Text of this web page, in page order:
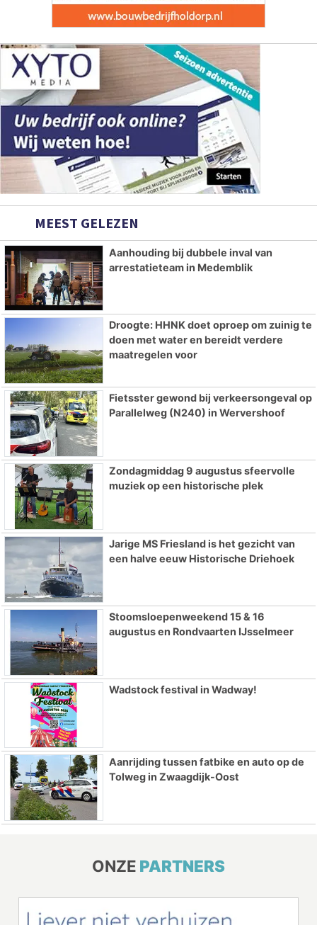
MEEST GELEZEN
Aanhouding bij dubbele inval van
arrestatieteam in Medemblik
Droogte: HHNK doet oproep om zuinig te
doen met water en bereidt verdere
maatregelen voor
Fietsster gewond bij verkeersongeval op
Parallelweg (N240) in Wervershoof
Zondagmiddag 9 augustus sfeervolle
muziek op een historische plek
Jarige MS Friesland is het gezicht van
een halve eeuw Historische Driehoek
Stoomsloepenweekend 15 & 16
augustus en Rondvaarten IJsselmeer
Wadstock festival in Wadway!
Aanrijding tussen fatbike en auto op de
Tolweg in Zwaagdijk-Oost
ONZE PARTNERS